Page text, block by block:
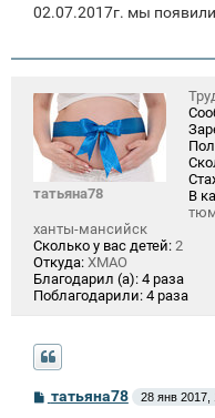
02.07.2017г. мы
татьяна78
В
ханты-мансийск
Сколько у вас детей: 2
Откуда: ХМАО
Благодарил (а): 4 раза
Поблагодарили: 4 раза
С
о
татьяна78 28 янв 2017,